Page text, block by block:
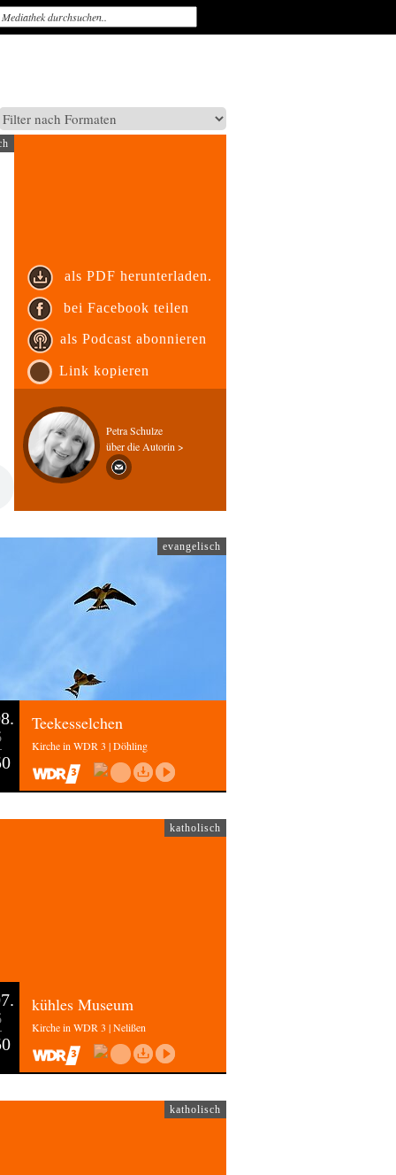
als PDF herunterladen.
bei Facebook teilen
als Podcast abonnieren
Link kopieren
Petra Schulze
über die Autorin >
evangelisch
Teekesselchen
Kirche in WDR 3 | Döhling
katholisch
kühles Museum
Kirche in WDR 3 | Nelißen
katholisch